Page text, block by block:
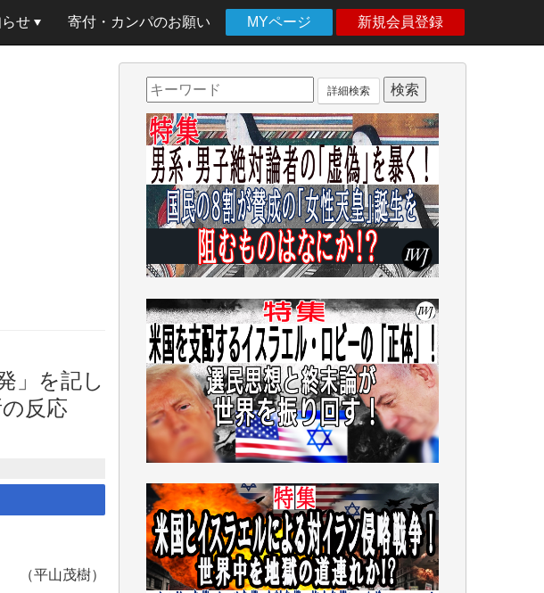
せ 寄付・カンパのお願い MYページ 新規会員登録
」を記し
反応
（平山茂樹）
詳細検索